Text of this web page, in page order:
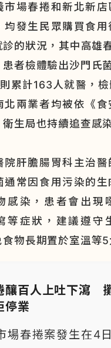
市場春捲和新北新店
均發生民眾購買食用
診的狀況，其中高雄
患者檢體驗出沙門氏
累計163人就醫，檢
北兩業者均被依《
生局也持續追查感
院肝膽腸胃科主治醫
通常因食用污染的生
感染，患者會出現
等症狀，建議遵守
物長期置於室溫等5
釀百人上吐下瀉
停業
場春捲案發生在4